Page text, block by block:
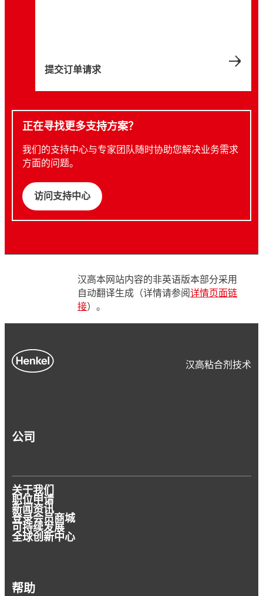
提交订单请求
正在寻找更多支持方案？
我们的支持中心与专家团队随时协助您解决业务需求
方面的问题。
访问支持中心
汉高本网站内容的非英语版本部分采用
自动翻译生成（详情请参阅详情页面链
接）。
汉高粘合剂技术
公司
关于我们
职位申请
新闻资讯
登录会员商城
可持续发展
全球创新中心
帮助